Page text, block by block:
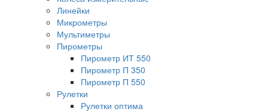
Линейки
Микрометры
Мультиметры
Пирометры
Пирометр ИТ 550
Пирометр П 350
Пирометр П 550
Рулетки
Рулетки оптима